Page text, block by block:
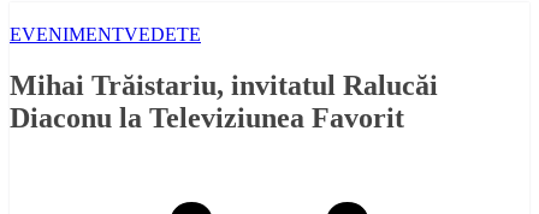
EVENIMENTVEDETE
Mihai Trăistariu, invitatul Ralucăi
Diaconu la Televiziunea Favorit